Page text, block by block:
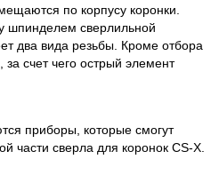
по корпусу коронки.
шпинделем сверлильной
два вида резьбы. Кроме отбора
счет чего острый элемент
приборы, которые смогут
части сверла для коронок CS-X.